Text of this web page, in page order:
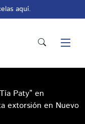
aquí.
Paty” en
extorsión en Nuevo